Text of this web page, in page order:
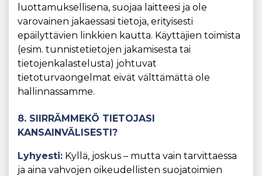
luottamuksellisena, suojaa laitteesi ja ole
varovainen jakaessasi tietoja, erityisesti
epäilyttävien linkkien kautta. Käyttäjien toimista
(esim. tunnistetietojen jakamisesta tai
tietojenkalastelusta) johtuvat
tietoturvaongelmat eivät välttämättä ole
hallinnassamme.
8. SIIRRÄMMEKÖ TIETOJASI
KANSAINVÄLISESTI?
Lyhyesti: Kyllä, joskus – mutta vain tarvittaessa
ja aina vahvojen oikeudellisten suojatoimien